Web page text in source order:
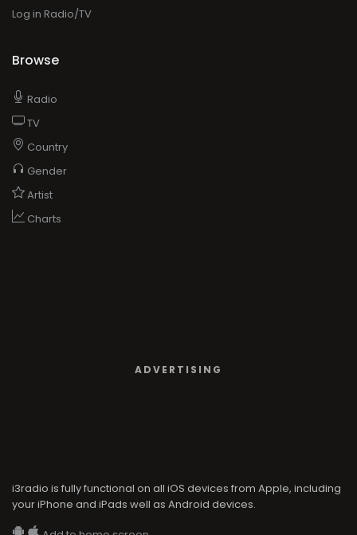
Log in Radio/TV
Browse
Radio
TV
Country
Gender
Artist
Charts
ADVERTISING
i3radio is fully functional on all iOS devices from Apple, including
your iPhone and iPads well as Android devices.